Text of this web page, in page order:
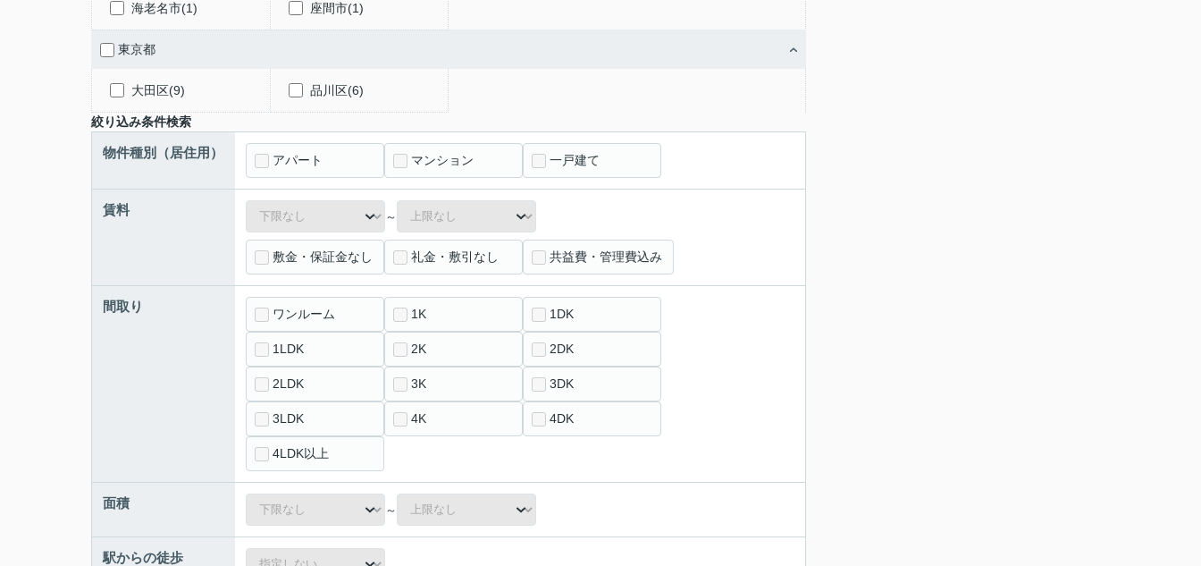
海老名市(1) 座間市(1)
東京都
大田区(9) 品川区(6)
絞り込み条件検索
物件種別（居住用） アパート マンション 一戸建て
賃料 ～
敷金・保証金なし 礼金・敷引なし 共益費・管理費込み
間取り ワンルーム 1K 1DK
1LDK 2K 2DK
2LDK 3K 3DK
3LDK 4K 4DK
4LDK以上
面積 ～
駅からの徒歩